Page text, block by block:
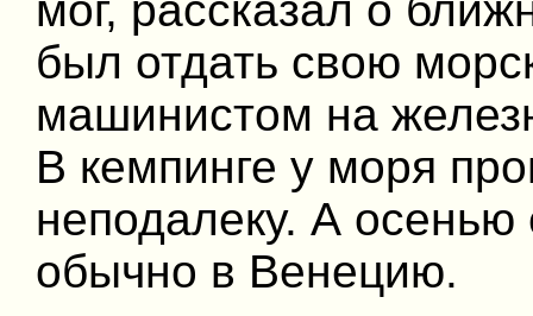
мог, рассказал о
был отдать свою
машинистом на
В кемпинге у моря
неподалеку. А осенью
обычно в Венецию.